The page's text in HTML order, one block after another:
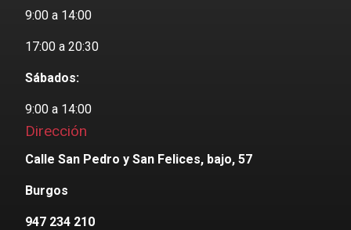
9:00 a 14:00
17:00 a 20:30
Sábados:
9:00 a 14:00
Dirección
Calle San Pedro y San Felices, bajo, 57
Burgos
947 234 210